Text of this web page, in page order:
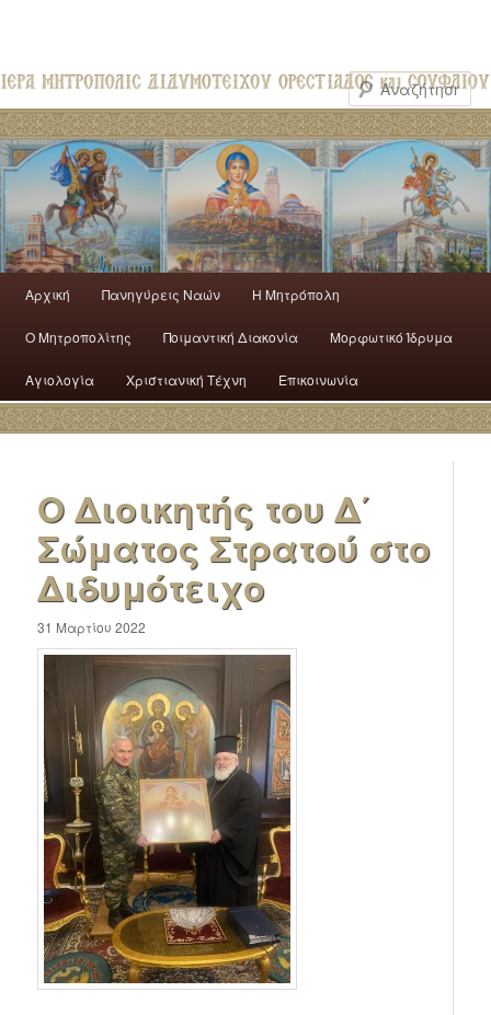
Αρχική Πανηγύρεις Ναών H Mητρόπολη
Ο Mητροπολίτης Ποιμαντική Διακονία Μορφωτικό Ίδρυμα
Αγιολογία Χριστιανική Τέχνη Επικοινωνία
Ο Διοικητής του Δ΄
Σώματος Στρατού στο
Διδυμότειχο
31 Μαρτίου 2022